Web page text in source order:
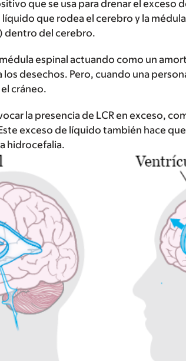
que se usa para drenar el
líquido que rodea el cerebro y la
dentro del cerebro.
espinal actuando como un
desechos. Pero, cuando una
cráneo.
la presencia de LCR en exceso,
exceso de líquido también hace
hidrocefalia.